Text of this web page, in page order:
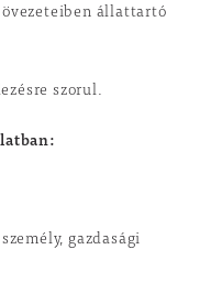
állattartó
szorul.
gazdasági